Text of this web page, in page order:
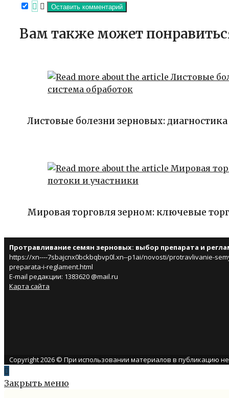
Вам также может
Листовые болезни зерновых:
Мировая торговля зерном: ключевые
Протравливание семян зерновых: выбор препарата и
https://xn----7sbajcnx0bckbqbvp0l.xn--p1ai/novosti/protravlivanie-
preparata-i-reglament.html
E-mail редакции: 1383620 @mail.ru
Карта сайта
Copyright 2026 © При использовании материалов в публикацию
Закрыть меню